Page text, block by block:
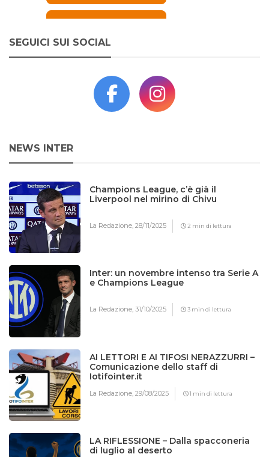
SEGUICI SUI SOCIAL
NEWS INTER
Champions League, c’è già il
Liverpool nel mirino di Chivu
La Redazione,28/11/2025 2 min di lettura
Inter: un novembre intenso tra Serie A
e Champions League
La Redazione,31/10/2025 3 min di lettura
AI LETTORI E AI TIFOSI NERAZZURRI –
Comunicazione dello staff di
Iotifointer.it
La Redazione,29/08/2025 1 min di lettura
LA RIFLESSIONE – Dalla spacconeria
di luglio al deserto